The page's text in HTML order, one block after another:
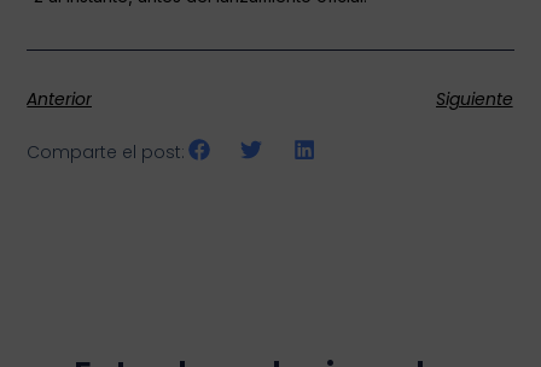
Anterior Siguiente
Comparte el post: